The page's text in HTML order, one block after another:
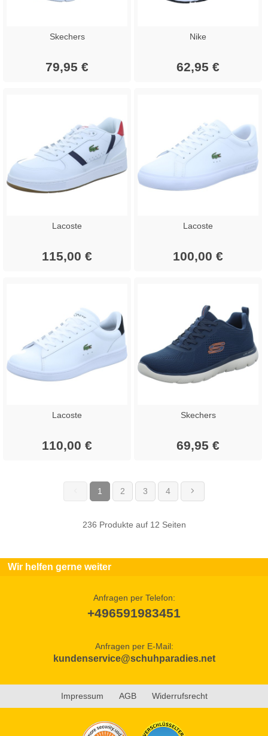
Skechers
79,95 €
Nike
62,95 €
Lacoste
115,00 €
Lacoste
100,00 €
Lacoste
110,00 €
Skechers
69,95 €
1 (current)
2 3 4
236 Produkte auf 12 Seiten
Wir helfen gerne weiter
Anfragen per Telefon:
+496591983451
Anfragen per E-Mail:
kundenservice@schuhparadies.net
Impressum AGB Widerrufsrecht